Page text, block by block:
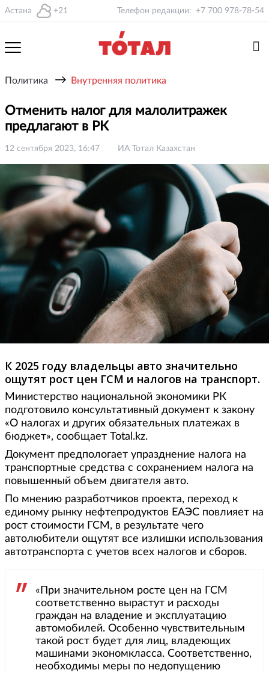
Астана +21 Телефон редакции: +7 700 978-78-54
Политика → Внутренняя политика
Отменить налог для малолитражек
предлагают в РК
12 сентября 2023, 16:47 ИА Тотал Казахстан
К 2025 году владельцы авто значительно
ощутят рост цен ГСМ и налогов на транспорт.
Министерство национальной экономики РК
подготовило консультативный документ к закону
«О налогах и других обязательных платежах в
бюджет», сообщает Total.kz.
Документ предпологает упразднение налога на
транспортные средства с сохранением налога на
повышенный объем двигателя авто.
По мнению разработчиков проекта, переход к
единому рынку нефтепродуктов ЕАЭС повлияет на
рост стоимости ГСМ, в результате чего
автолюбители ощутят все излишки использования
автотранспорта с учетов всех налогов и сборов.
«При значительном росте цен на ГСМ
соответственно вырастут и расходы
граждан на владение и эксплуатацию
автомобилей. Особенно чувствительным
такой рост будет для лиц, владеющих
машинами экономкласса. Соответственно,
необходимы меры по недопущению